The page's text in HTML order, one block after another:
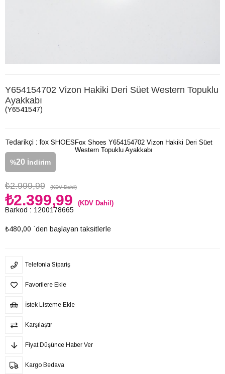
Y654154702 Vizon Hakiki Deri Süet Western Topuklu
Ayakkabı
(Y6541547)
Tedarikçi : fox SHOES
%20 İndirim
₺2.999,99 (KDV Dahil)
₺2.399,99 (KDV Dahil)
Barkod : 1200178665
₺480,00 `den başlayan taksitlerle
Fox Shoes Y654154702 Vizon Hakiki Deri Süet
Western Topuklu Ayakkabı
Telefonla Sipariş
Favorilere Ekle
İstek Listeme Ekle
Karşılaştır
Fiyat Düşünce Haber Ver
Kargo Bedava